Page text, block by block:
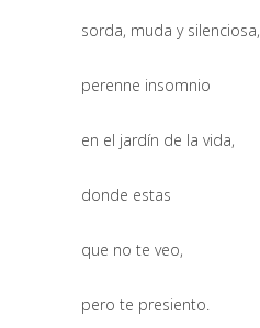
sorda, muda y silenciosa,
perenne insomnio
en el jardín de la vida,
donde estas
que no te veo,
pero te presiento.